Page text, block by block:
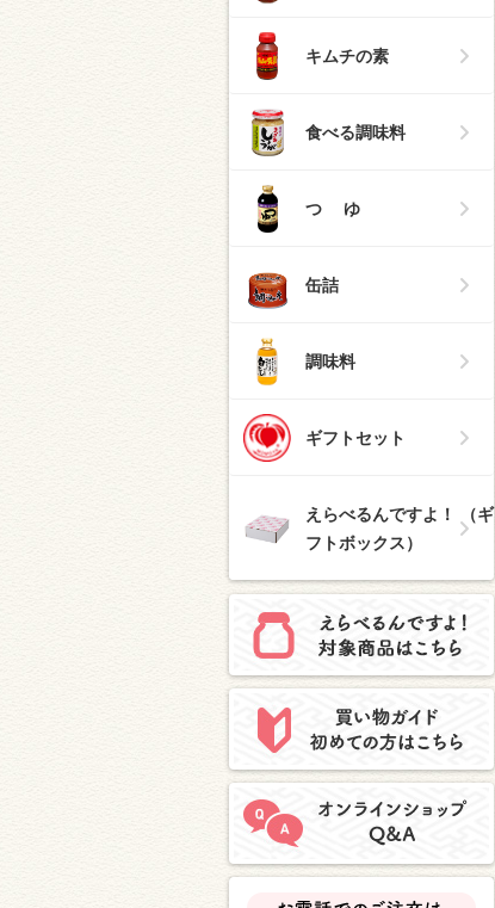
キムチの素
食べる調味料
つ ゆ
缶詰
調味料
ギフトセット
えらべるんですよ！ （ギ
フトボックス）